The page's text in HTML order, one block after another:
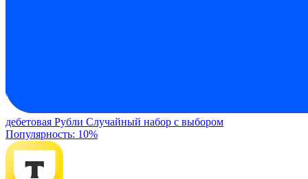
дебетовая Рубли Случайный набор с выбором
Популярность: 10%